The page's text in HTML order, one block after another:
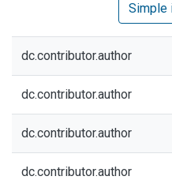
Simple
dc.contributor.author
dc.contributor.author
dc.contributor.author
dc.contributor.author